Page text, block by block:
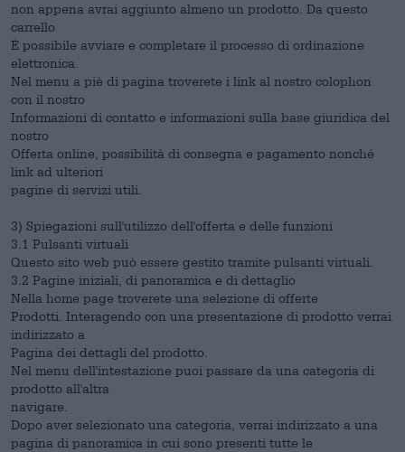
non appena avrai aggiunto almeno un prodotto. Da questo
carrello
È possibile avviare e completare il processo di ordinazione
elettronica.
Nel menu a piè di pagina troverete i link al nostro colophon
con il nostro
Informazioni di contatto e informazioni sulla base giuridica del
nostro
Offerta online, possibilità di consegna e pagamento nonché
link ad ulteriori
pagine di servizi utili.
3) Spiegazioni sull'utilizzo dell'offerta e delle funzioni
3.1 Pulsanti virtuali
Questo sito web può essere gestito tramite pulsanti virtuali.
3.2 Pagine iniziali, di panoramica e di dettaglio
Nella home page troverete una selezione di offerte
Prodotti. Interagendo con una presentazione di prodotto verrai
indirizzato a
Pagina dei dettagli del prodotto.
Nel menu dell'intestazione puoi passare da una categoria di
prodotto all'altra
navigare.
Dopo aver selezionato una categoria, verrai indirizzato a una
pagina di panoramica in cui sono presenti tutte le